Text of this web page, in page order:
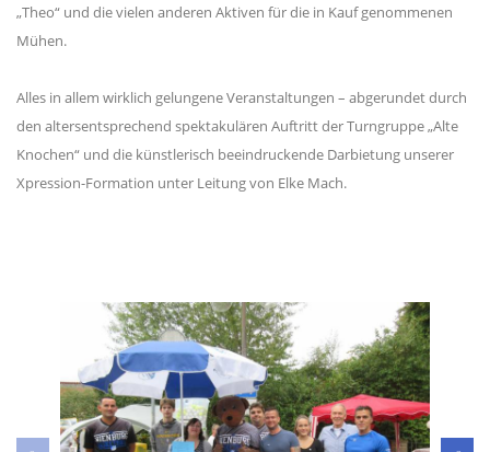
„Theo“ und die vielen anderen Aktiven für die in Kauf genommenen
Mühen.
Alles in allem wirklich gelungene Veranstaltungen – abgerundet durch
den altersentsprechend spektakulären Auftritt der Turngruppe „Alte
Knochen“ und die künstlerisch beeindruckende Darbietung unserer
Xpression-Formation unter Leitung von Elke Mach.